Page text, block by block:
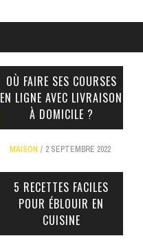
OÙ FAIRE SES COURSES
EN LIGNE AVEC LIVRAISON
À DOMICILE ?
MAISON 2 SEPTEMBRE 2022
5 RECETTES FACILES
POUR ÉBLOUIR EN
CUISINE